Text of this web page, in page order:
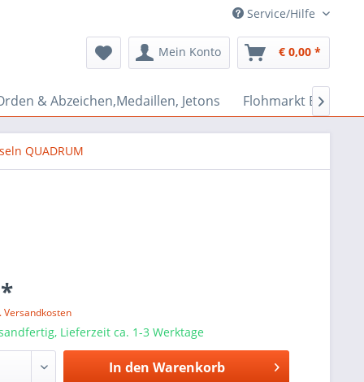
Service/Hilfe
Mein Konto € 0,00 *
& Abzeichen,Medaillen, Jetons Flohmarkt Bazar

QUADRUM
Versandkosten
Lieferzeit ca. 1-3 Werktage
In den Warenkorb